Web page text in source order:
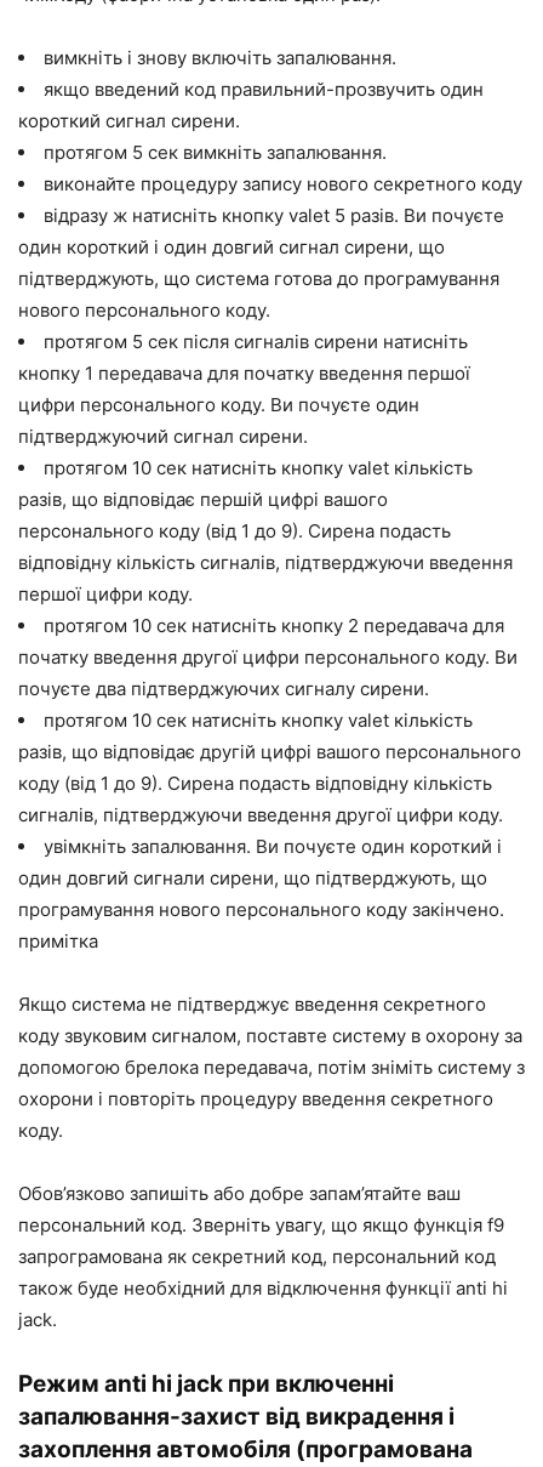
вимкніть і знову включіть запалювання.
якщо введений код правильний-прозвучить один
короткий сигнал сирени.
протягом 5 сек вимкніть запалювання.
виконайте процедуру запису нового секретного коду
відразу ж натисніть кнопку valet 5 разів. Ви почуєте
один короткий і один довгий сигнал сирени, що
підтверджують, що система готова до програмування
нового персонального коду.
протягом 5 сек після сигналів сирени натисніть
кнопку 1 передавача для початку введення першої
цифри персонального коду. Ви почуєте один
підтверджуючий сигнал сирени.
протягом 10 сек натисніть кнопку valet кількість
разів, що відповідає першій цифрі вашого
персонального коду (від 1 до 9). Сирена подасть
відповідну кількість сигналів, підтверджуючи введення
першої цифри коду.
протягом 10 сек натисніть кнопку 2 передавача для
початку введення другої цифри персонального коду. Ви
почуєте два підтверджуючих сигналу сирени.
протягом 10 сек натисніть кнопку valet кількість
разів, що відповідає другій цифрі вашого персонального
коду (від 1 до 9). Сирена подасть відповідну кількість
сигналів, підтверджуючи введення другої цифри коду.
увімкніть запалювання. Ви почуєте один короткий і
один довгий сигнали сирени, що підтверджують, що
програмування нового персонального коду закінчено.
примітка
Якщо система не підтверджує введення секретного
коду звуковим сигналом, поставте систему в охорону за
допомогою брелока передавача, потім зніміть систему з
охорони і повторіть процедуру введення секретного
коду.
Обов’язково запишіть або добре запам’ятайте ваш
персональний код. Зверніть увагу, що якщо функція f9
запрограмована як секретний код, персональний код
також буде необхідний для відключення функції anti hi
jack.
Режим anti hi jack при включенні
запалювання-захист від викрадення і
захоплення автомобіля (програмована